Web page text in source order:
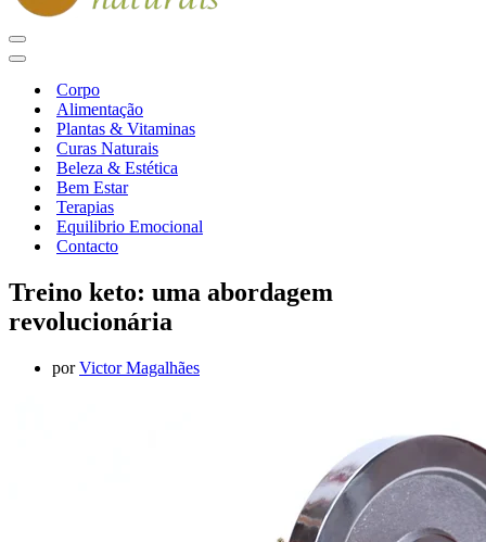
Menu
de
Menu
navegação
Corpo
Alimentação
Plantas & Vitaminas
Curas Naturais
Beleza & Estética
Bem Estar
Terapias
Equilibrio Emocional
Contacto
Treino keto: uma abordagem
revolucionária
porVictor Magalhães